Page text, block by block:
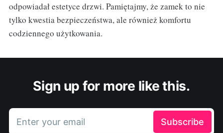
odpowiadał estetyce drzwi. Pamiętajmy, że zamek to nie
tylko kwestia bezpieczeństwa, ale również komfortu
codziennego użytkowania.
Sign up for more like this.
Enter your email Subscribe